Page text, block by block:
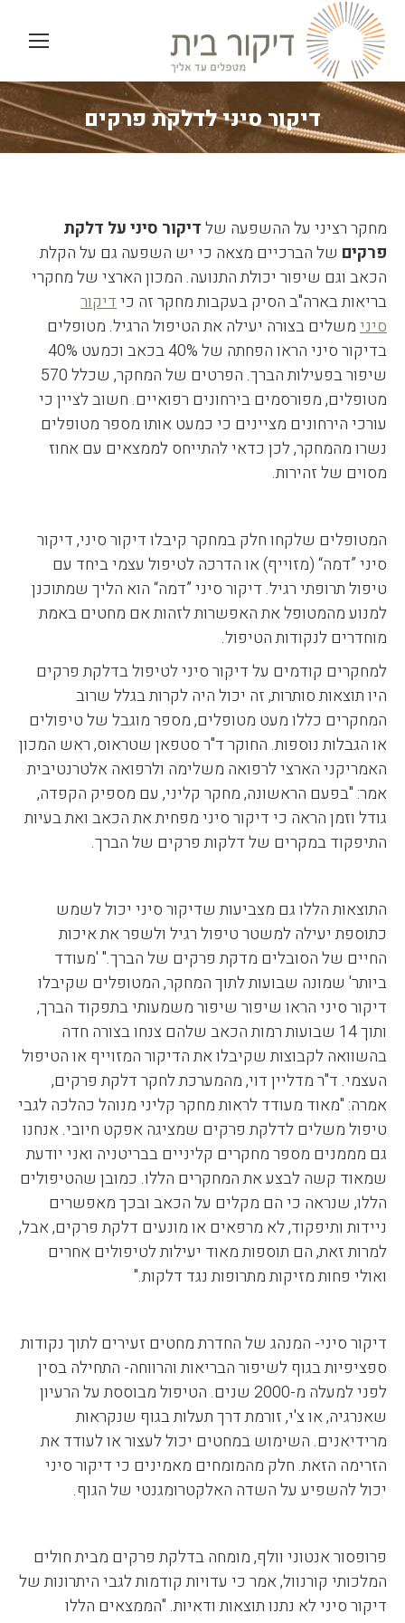
דיקור סיני לדלקת פרקים
You are here:
מחקר רציני על ההשפעה שלדיקור סיני על דלקת
פרקים של הברכיים מצאה כי יש השפעה גם על הקלת
הכאב וגם שיפור יכולת התנועה. המכון הארצי של מחקרי
בריאות בארה"ב הסיק בעקבות מחקר זה כידיקור
סינימשלים בצורה יעילה את הטיפול הרגיל. מטופלים
בדיקור סיני הראו הפחתה של 40% בכאב וכמעט 40%
שיפור בפעילות הברך. הפרטים של המחקר, שכלל 570
מטופלים, מפורסמים בירחונים רפואיים. חשוב לציין כי
עורכי הירחונים מציינים כי כמעט אותו מספר מטופלים
נשרו מהמחקר, לכן כדאי להתייחס לממצאים עם אחוז
מסוים של זהירות.
המטופלים שלקחו חלק במחקר קיבלו דיקור סיני, דיקור
סיני ”דמה“ (מזוייף) או הדרכה לטיפול עצמי ביחד עם
טיפול תרופתי רגיל. דיקור סיני ”דמה“ הוא הליך שמתוכנן
למנוע מהמטופל את האפשרות לזהות אם מחטים באמת
מוחדרים לנקודות הטיפול.
למחקרים קודמים על דיקור סיני לטיפול בדלקת פרקים
היו תוצאות סותרות, זה יכול היה לקרות בגלל שרוב
המחקרים כללו מעט מטופלים, מספר מוגבל של טיפולים
או הגבלות נוספות. החוקר ד"ר סטפאן שטראוס, ראש המכון
האמריקני הארצי לרפואה משלימה ולרפואה אלטרנטיבית
אמר: "בפעם הראשונה, מחקר קליני, עם מספיק הקפדה,
גודל וזמן הראה כי דיקור סיני מפחית את הכאב ואת בעיות
התיפקוד במקרים של דלקות פרקים של הברך.
התוצאות הללו גם מצביעות שדיקור סיני יכול לשמש
כתוספת יעילה למשטר טיפול רגיל ולשפר את איכות
החיים של הסובלים מדקת פרקים של הברך." 'מעודד
ביותר' שמונה שבועות לתוך המחקר, המטופלים שקיבלו
דיקור סיני הראו שיפור שיפור משמעותי בתפקוד הברך,
ותוך 14 שבועות רמות הכאב שלהם צנחו בצורה חדה
בהשוואה לקבוצות שקיבלו את הדיקור המזוייף או הטיפול
העצמי. ד"ר מדליין דוי, מהמערכת לחקר דלקת פרקים,
אמרה: "מאוד מעודד לראות מחקר קליני מנוהל כהלכה לגבי
טיפול משלים לדלקת פרקים שמציגה אפקט חיובי. אנחנו
גם מממנים מספר מחקרים קליניים בבריטניה ואני יודעת
שמאוד קשה לבצע את המחקרים הללו. כמובן שהטיפולים
הללו, שנראה כי הם מקלים על הכאב ובכך מאפשרים
ניידות ותיפקוד, לא מרפאים או מונעים דלקת פרקים, אבל,
למרות זאת, הם תוספות מאוד יעילות לטיפולים אחרים
ואולי פחות מזיקות מתרופות נגד דלקות."
דיקור סיני- המנהג של החדרת מחטים זעירים לתוך נקודות
ספציפיות בגוף לשיפור הבריאות והרווחה- התחילה בסין
לפני למעלה מ-2000 שנים. הטיפול מבוססת על הרעיון
שאנרגיה, או צ'י, זורמת דרך תעלות בגוף שנקראות
מרידיאנים. השימוש במחטים יכול לעצור או לעודד את
הזרימה הזאת. חלק מהמומחים מאמינים כי דיקור סיני
יכול להשפיע על השדה האלקטרומגנטי של הגוף.
פרופסור אנטוני וולף, מומחה בדלקת פרקים מבית חולים
המלכותי קורנוול, אמר כי עדויות קודמות לגבי היתרונות של
דיקור סיני לא נתנו תוצאות ודאיות. "הממצאים הללו